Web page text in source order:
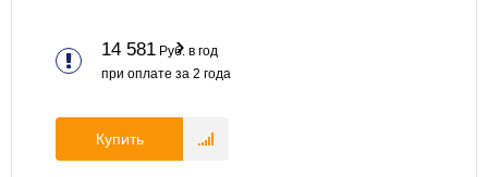
14 581 Руб. в год
при оплате за 2 года
Купить